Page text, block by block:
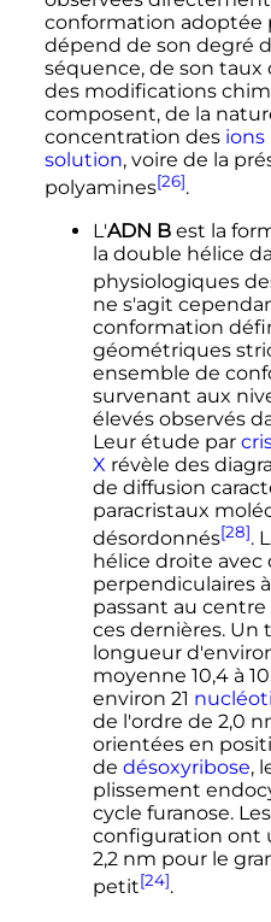
conformation adoptée
dépend de son degré
séquence, de son
des modifications
composent, de la
concentration des ions
solution, voire de la
polyamines[26].
L'ADN Best la
la double hélice
physiologiques
ne s'agit
conformation
géométriques
ensemble de
survenant aux
élevés observés
Leur étude par
X révèle des
de diffusion
paracristaux
désordonnés[28].
hélice droite avec
perpendiculaires
passant au
ces dernières. Un
longueur
moyenne 10,4 à
environ 21
de l'ordre de 2,0
orientées en
de désoxyribose,
plissement
cycle furanose.
configuration ont
2,2 nm pour le
petit[24].